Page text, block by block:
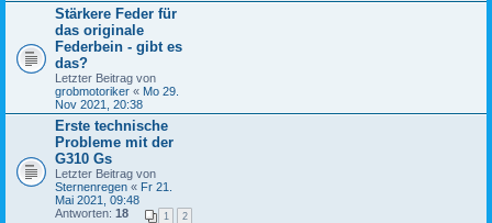
Stärkere Feder für
das originale
Federbein - gibt es
das?
Letzter Beitrag von
grobmotoriker « Mo 29.
Nov 2021, 20:38
Erste technische
Probleme mit der
G310 Gs
Letzter Beitrag von
Sternenregen « Fr 21.
Mai 2021, 09:48
Antworten: 18 1 2